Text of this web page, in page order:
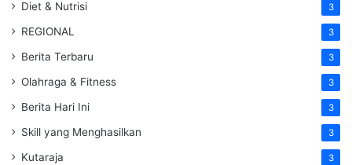
Diet & Nutrisi 3
REGIONAL 3
Berita Terbaru 3
Olahraga & Fitness 3
Berita Hari Ini 3
Skill yang Menghasilkan 3
Kutaraja 3